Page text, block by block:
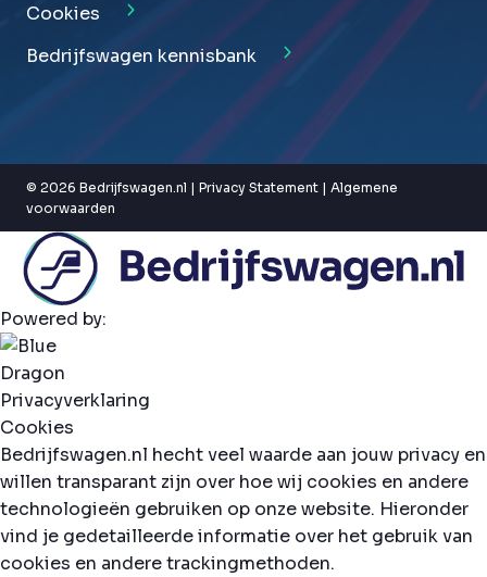
Cookies
Bedrijfswagen kennisbank
© 2026 Bedrijfswagen.nl | Privacy Statement | Algemene
voorwaarden
Powered by:
Privacyverklaring
Cookies
Bedrijfswagen.nl hecht veel waarde aan jouw privacy en
willen transparant zijn over hoe wij cookies en andere
technologieën gebruiken op onze website. Hieronder
vind je gedetailleerde informatie over het gebruik van
cookies en andere trackingmethoden.